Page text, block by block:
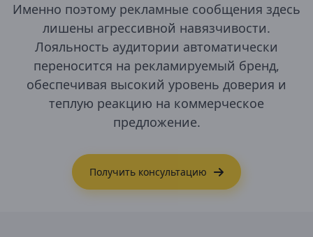
Именно поэтому рекламные сообщения здесь
лишены агрессивной навязчивости.
Лояльность аудитории автоматически
переносится на рекламируемый бренд,
обеспечивая высокий уровень доверия и
теплую реакцию на коммерческое
предложение.
Получить консультацию
Республика Тыва
Кызыл
Республика Удмуртия
Воткинск
Ижевск
Республика Хакасия